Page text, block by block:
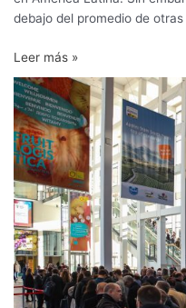
debajo del promedio de otras
Leer más »
ProColombia
reconocida
como
‘Top
Investment
Promotion
Agencies
2020’